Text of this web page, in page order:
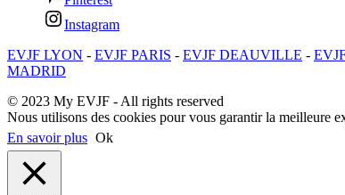
Instagram
EVJF LYON - EVJF PARIS - EVJF DEAUVILLE -
MADRID
© 2023 My EVJF - All rights reserved
Nous utilisons des cookies pour vous garantir la meilleure
En savoir plus Ok